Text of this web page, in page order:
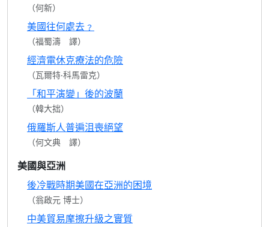
（何新）
美國往何處去﹖
（福蜀濤 譯）
經濟電休克療法的危險
（瓦爾特‧科馬雷克）
「和平演變」後的波蘭
（韓大拙）
俄羅斯人普遍沮喪絕望
（何文典 譯）
美國與亞洲
後冷戰時期美國在亞洲的困境
（翁啟元 博士）
中美貿易摩擦升級之實質